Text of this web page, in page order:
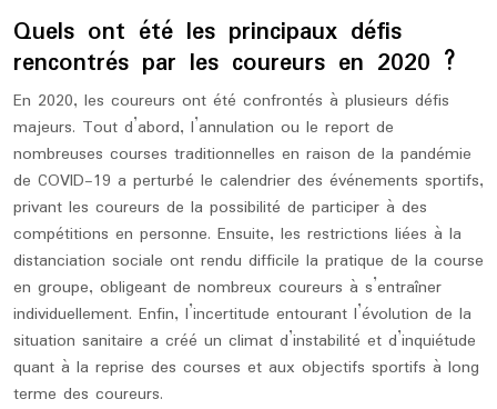
Quels ont été les principaux défis
rencontrés par les coureurs en 2020 ?
En 2020, les coureurs ont été confrontés à plusieurs défis
majeurs. Tout d’abord, l’annulation ou le report de
nombreuses courses traditionnelles en raison de la pandémie
de COVID-19 a perturbé le calendrier des événements sportifs,
privant les coureurs de la possibilité de participer à des
compétitions en personne. Ensuite, les restrictions liées à la
distanciation sociale ont rendu difficile la pratique de la course
en groupe, obligeant de nombreux coureurs à s’entraîner
individuellement. Enfin, l’incertitude entourant l’évolution de la
situation sanitaire a créé un climat d’instabilité et d’inquiétude
quant à la reprise des courses et aux objectifs sportifs à long
terme des coureurs.